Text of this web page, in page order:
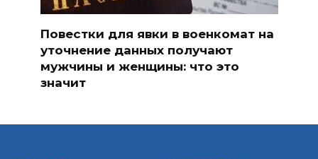
Повестки для явки в военкомат на
уточнение данных получают
мужчины и женщины: что это
значит